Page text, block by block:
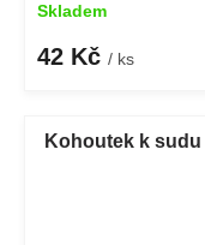
Skladem
42 Kč / ks
Kohoutek k